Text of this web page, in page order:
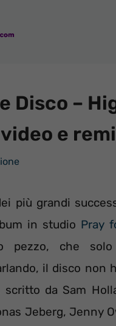
Disco –
e
più grandi
in studio Pray
pezzo, che
il disco non
scritto da Sam
Jeberg, Jenny